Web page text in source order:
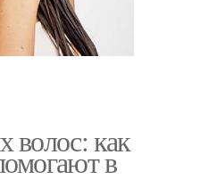
волос: как
в